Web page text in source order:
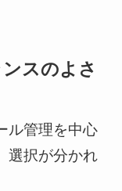
スのよさ
ル管理を中心
選択が分かれ